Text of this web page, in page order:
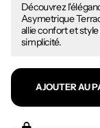
Découvrez
Asymetrique
allie confort et
simplicité.
AJOUTER AU